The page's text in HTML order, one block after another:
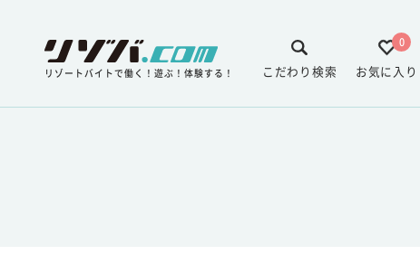
リゾートバイトで働く！遊ぶ！体験する！
0
お気に入り
こだわり検索